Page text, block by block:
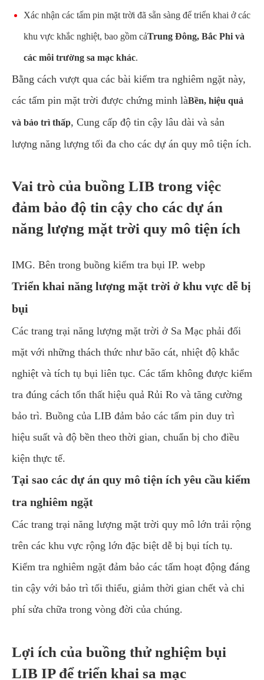
Xác nhận các tấm pin mặt trời đã sẵn sàng để triển khai ở các
khu vực khắc nghiệt, bao gồm cảTrung Đông, Bắc Phi và
các môi trường sa mạc khác.
Bằng cách vượt qua các bài kiểm tra nghiêm ngặt này,
các tấm pin mặt trời được chứng minh làBền, hiệu quả
và bảo trì thấp, Cung cấp độ tin cậy lâu dài và sản
lượng năng lượng tối đa cho các dự án quy mô tiện ích.
Vai trò của buồng LIB trong việc
đảm bảo độ tin cậy cho các dự án
năng lượng mặt trời quy mô tiện ích
IMG. Bên trong buồng kiểm tra bụi IP. webp
Triển khai năng lượng mặt trời ở khu vực dễ bị
bụi
Các trang trại năng lượng mặt trời ở Sa Mạc phải đối
mặt với những thách thức như bão cát, nhiệt độ khắc
nghiệt và tích tụ bụi liên tục. Các tấm không được kiểm
tra đúng cách tổn thất hiệu quả Rủi Ro và tăng cường
bảo trì. Buồng của LIB đảm bảo các tấm pin duy trì
hiệu suất và độ bền theo thời gian, chuẩn bị cho điều
kiện thực tế.
Tại sao các dự án quy mô tiện ích yêu cầu kiểm
tra nghiêm ngặt
Các trang trại năng lượng mặt trời quy mô lớn trải rộng
trên các khu vực rộng lớn đặc biệt dễ bị bụi tích tụ.
Kiểm tra nghiêm ngặt đảm bảo các tấm hoạt động đáng
tin cậy với bảo trì tối thiểu, giảm thời gian chết và chi
phí sửa chữa trong vòng đời của chúng.
Lợi ích của buồng thử nghiệm bụi
LIB IP để triển khai sa mạc